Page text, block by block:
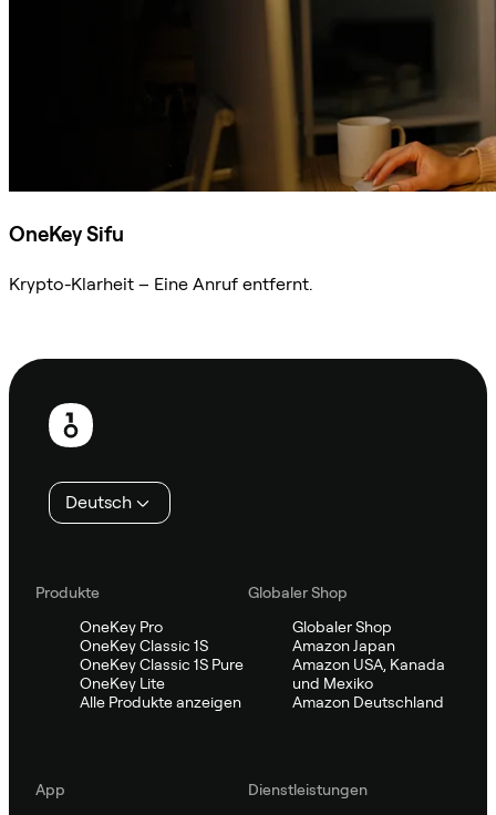
OneKey Sifu
Krypto-Klarheit – Eine Anruf entfernt.
Fußzeile
Deutsch
Produkte
OneKey Pro
OneKey Classic 1S
OneKey Classic 1S Pure
OneKey Lite
Alle Produkte anzeigen
Globaler Shop
Globaler Shop
Amazon Japan
Amazon USA, Kanada
und Mexiko
Amazon Deutschland
App
Dienstleistungen